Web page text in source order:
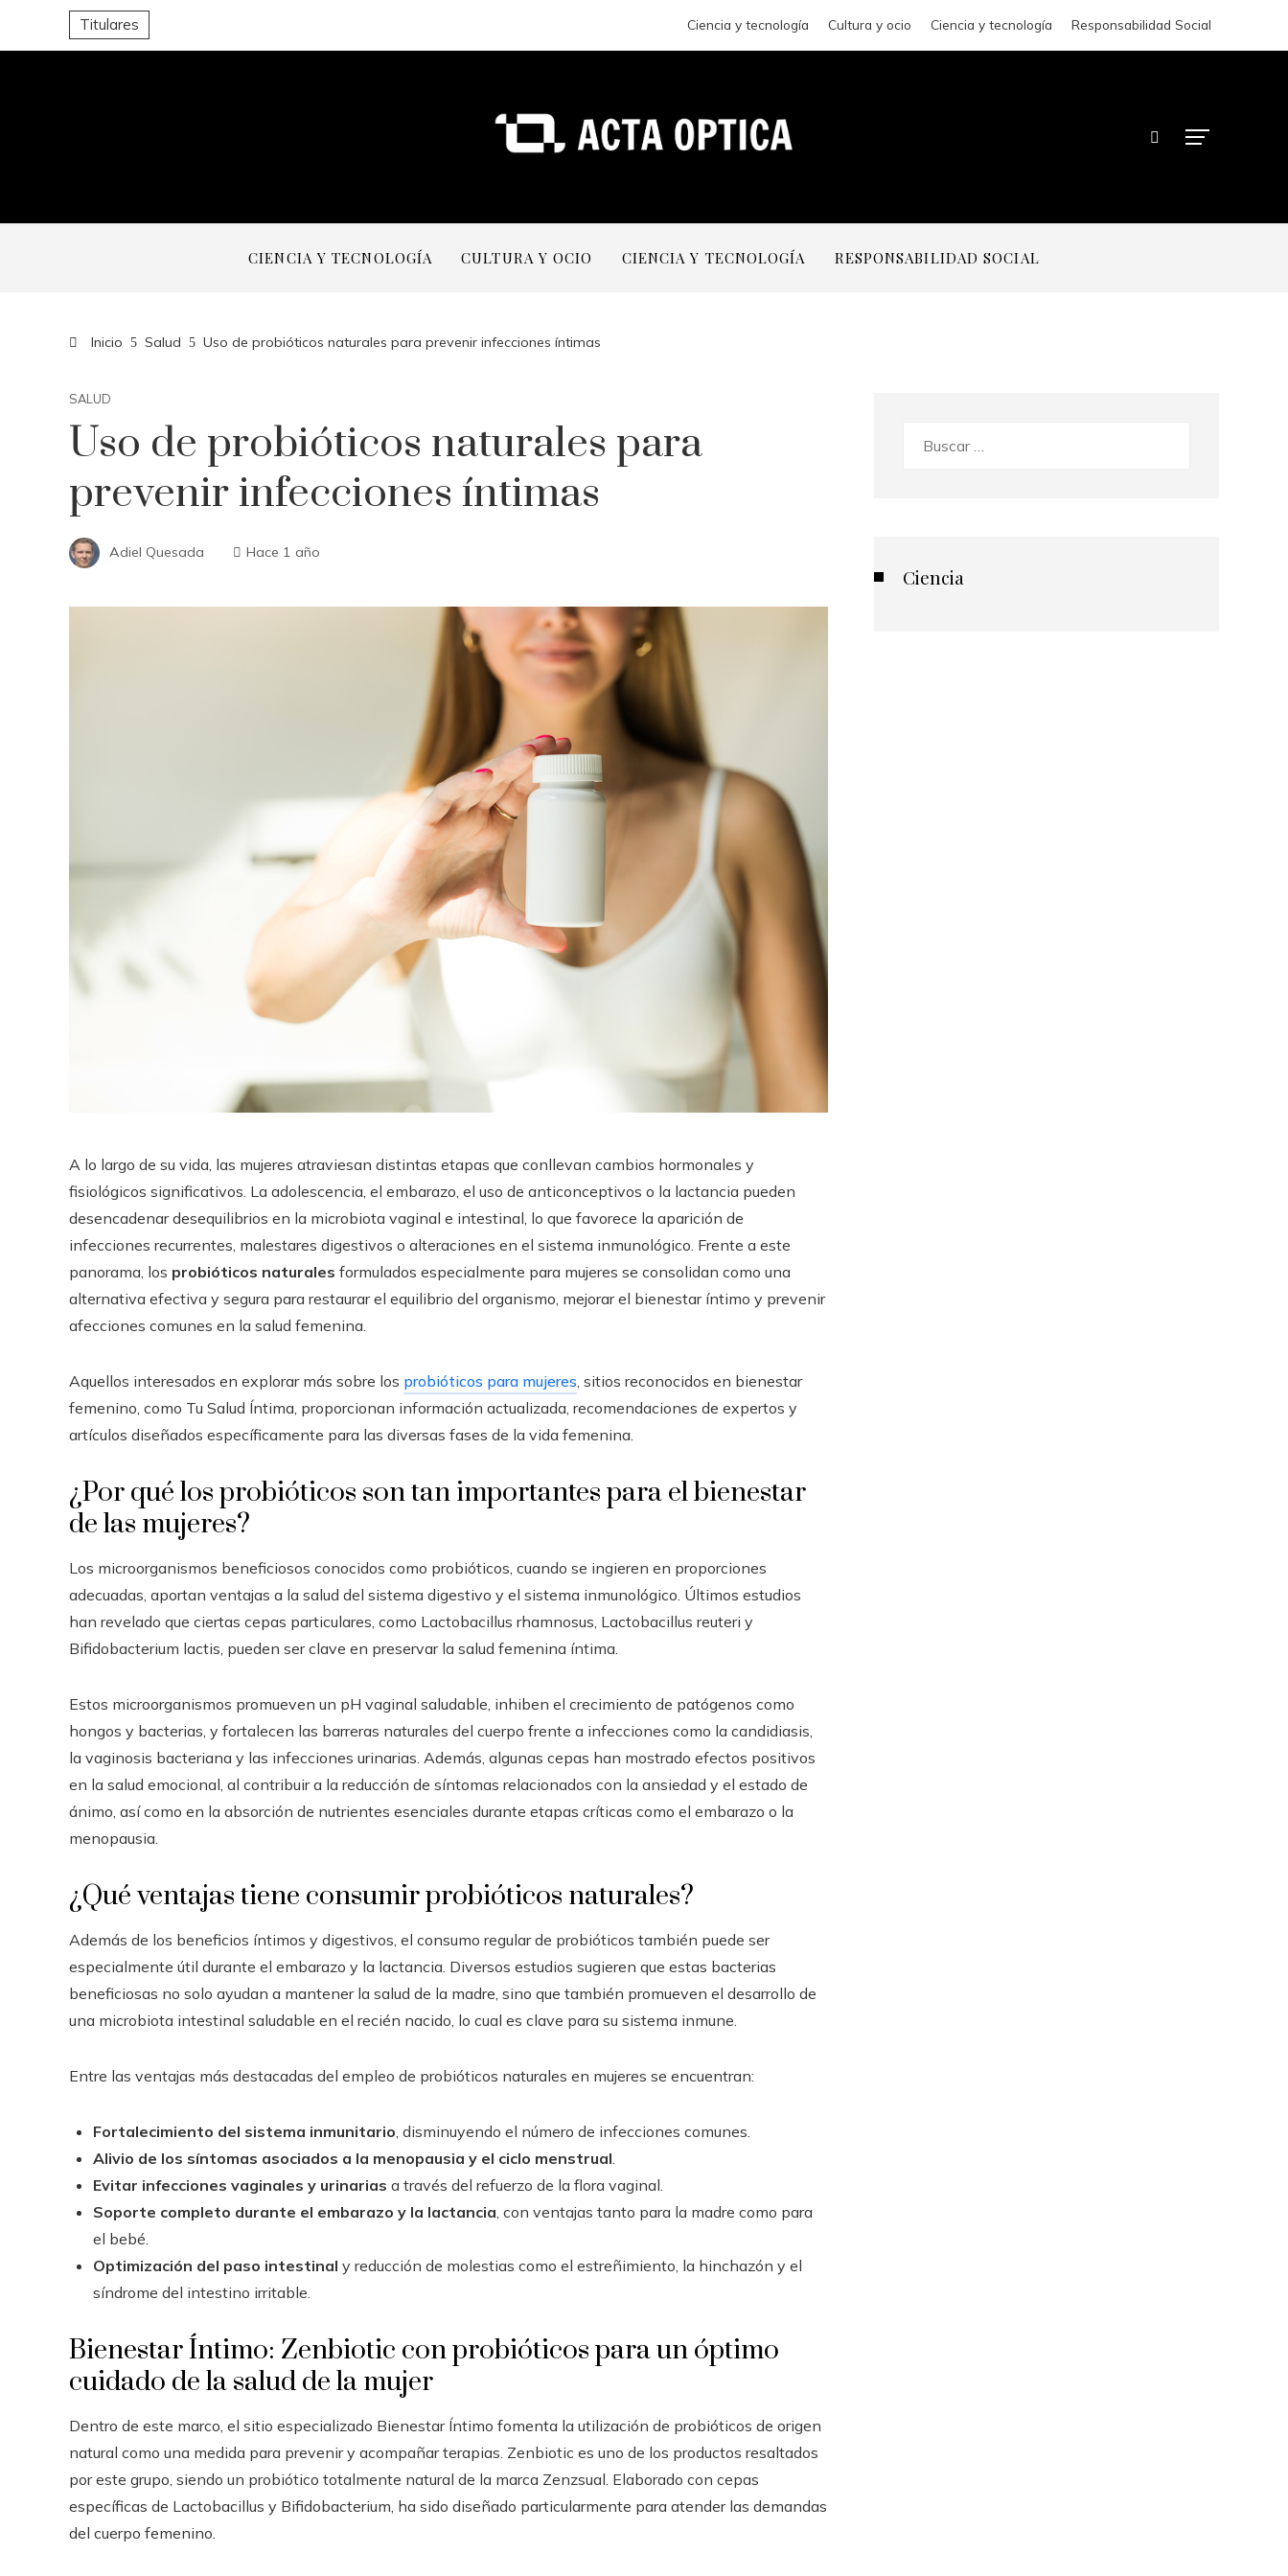
Titulares Ciencia y tecnología Cultura y ocio Ciencia y tecnología Responsabilidad Social
CIENCIA Y TECNOLOGÍA CULTURA Y OCIO CIENCIA Y TECNOLOGÍA RESPONSABILIDAD SOCIAL
Inicio Salud Uso de probióticos naturales para prevenir infecciones íntimas
SALUD
Uso de probióticos naturales para
prevenir infecciones íntimas
Adiel Quesada Hace 1 año
A lo largo de su vida, las mujeres atraviesan distintas etapas que conllevan cambios hormonales y
fisiológicos significativos. La adolescencia, el embarazo, el uso de anticonceptivos o la lactancia pueden
desencadenar desequilibrios en la microbiota vaginal e intestinal, lo que favorece la aparición de
infecciones recurrentes, malestares digestivos o alteraciones en el sistema inmunológico. Frente a este
panorama, los probióticos naturales formulados especialmente para mujeres se consolidan como una
alternativa efectiva y segura para restaurar el equilibrio del organismo, mejorar el bienestar íntimo y prevenir
afecciones comunes en la salud femenina.
Aquellos interesados en explorar más sobre los probióticos para mujeres, sitios reconocidos en bienestar
femenino, como Tu Salud Íntima, proporcionan información actualizada, recomendaciones de expertos y
artículos diseñados específicamente para las diversas fases de la vida femenina.
¿Por qué los probióticos son tan importantes para el bienestar
de las mujeres?
Los microorganismos beneficiosos conocidos como probióticos, cuando se ingieren en proporciones
adecuadas, aportan ventajas a la salud del sistema digestivo y el sistema inmunológico. Últimos estudios
han revelado que ciertas cepas particulares, como Lactobacillus rhamnosus, Lactobacillus reuteri y
Bifidobacterium lactis, pueden ser clave en preservar la salud femenina íntima.
Estos microorganismos promueven un pH vaginal saludable, inhiben el crecimiento de patógenos como
hongos y bacterias, y fortalecen las barreras naturales del cuerpo frente a infecciones como la candidiasis,
la vaginosis bacteriana y las infecciones urinarias. Además, algunas cepas han mostrado efectos positivos
en la salud emocional, al contribuir a la reducción de síntomas relacionados con la ansiedad y el estado de
ánimo, así como en la absorción de nutrientes esenciales durante etapas críticas como el embarazo o la
menopausia.
¿Qué ventajas tiene consumir probióticos naturales?
Además de los beneficios íntimos y digestivos, el consumo regular de probióticos también puede ser
especialmente útil durante el embarazo y la lactancia. Diversos estudios sugieren que estas bacterias
beneficiosas no solo ayudan a mantener la salud de la madre, sino que también promueven el desarrollo de
una microbiota intestinal saludable en el recién nacido, lo cual es clave para su sistema inmune.
Entre las ventajas más destacadas del empleo de probióticos naturales en mujeres se encuentran:
Fortalecimiento del sistema inmunitario, disminuyendo el número de infecciones comunes.
Alivio de los síntomas asociados a la menopausia y el ciclo menstrual.
Evitar infecciones vaginales y urinarias a través del refuerzo de la flora vaginal.
Soporte completo durante el embarazo y la lactancia, con ventajas tanto para la madre como para
el bebé.
Optimización del paso intestinal y reducción de molestias como el estreñimiento, la hinchazón y el
síndrome del intestino irritable.
Bienestar Íntimo: Zenbiotic con probióticos para un óptimo
cuidado de la salud de la mujer
Dentro de este marco, el sitio especializado Bienestar Íntimo fomenta la utilización de probióticos de origen
natural como una medida para prevenir y acompañar terapias. Zenbiotic es uno de los productos resaltados
por este grupo, siendo un probiótico totalmente natural de la marca Zenzsual. Elaborado con cepas
específicas de Lactobacillus y Bifidobacterium, ha sido diseñado particularmente para atender las demandas
del cuerpo femenino.
Ciencia